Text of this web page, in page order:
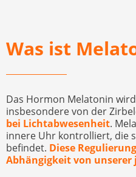
Was ist
Das Hormon Melatonin
insbesondere von der
bei Lichtabwesenheit.
innere Uhr kontrolliert, die
befindet. Diese
Abhängigkeit von